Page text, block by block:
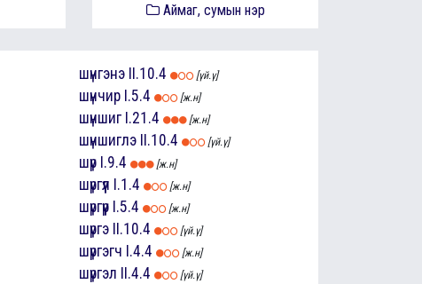
Аймаг, сумын нэр
шүнгэнэ II.10.4 [үй.ү]
шүнчир I.5.4 [ж.н]
шүншиг I.21.4 [ж.н]
шүншиглэ II.10.4 [үй.ү]
шүр I.9.4 [ж.н]
шүргүүл I.1.4 [ж.н]
шүргүүр I.5.4 [ж.н]
шүргэ II.10.4 [үй.ү]
шүргэгч I.4.4 [ж.н]
шүргэл II.4.4 [үй.ү]